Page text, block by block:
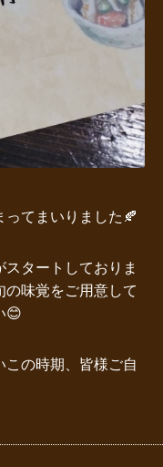
ってまいりました🍂
タートしておりま
の味覚をご用意して
😊
の時期、皆様ご自